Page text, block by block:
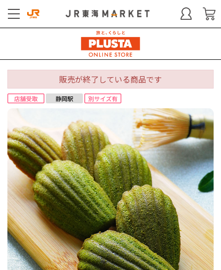
販売が終了している商品です